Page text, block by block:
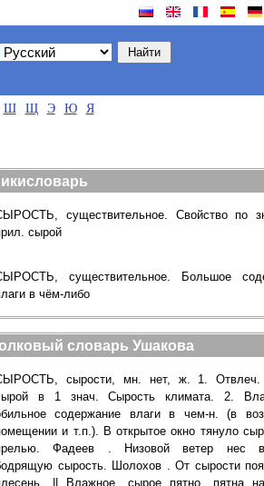
Ш Щ Э Ю Я
существительное. Свойство по
сырой
существительное. Большое
в чём-либо
словарь Ушакова
сырости, мн. нет, ж. 1.
в 1 знач. Сырость климата. 2.
содержание влаги в чем-н. (в
и т.п.). В открытое окно тянуло
Фадеев . Низовой ветер нес
сырость. Шолохов . От сырости
|| Влажное, сырое пятно, пятна